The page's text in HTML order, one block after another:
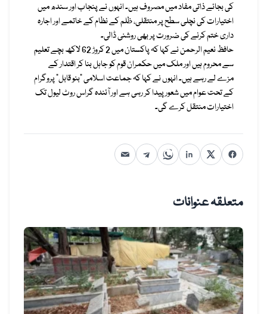
کی بجائے ذاتی مفاد میں مصروف ہیں۔ انہوں نے پنجاب اور سندھ میں
اختیارات کی نچلی سطح پر منتقلی، ظلم کے نظام کے خاتمے اور اجارہ
داری ختم کرنے کی ضرورت پر بھی روشنی ڈالی۔
حافظ نعیم الرحمن نے کہا کہ پاکستان میں 2 کروڑ 62 لاکھ بچے تعلیم
سے محروم ہیں اور ملک میں حکمران قوم کو جاہل بنا کر اقتدار کے
مزے لے رہے ہیں۔ انہوں نے کہا کہ جماعت اسلامی “بنو قابل” پروگرام
کے تحت عوام میں شعور پیدا کر رہی ہے اور آئندہ گراس روٹ لیول تک
اختیارات منتقل کرے گی۔
متعلقہ عنوانات